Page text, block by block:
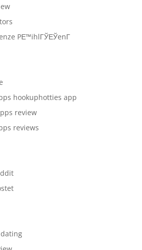
PЕ™ihlГЎЕЎenГ­
hookuphotties app
review
reviews